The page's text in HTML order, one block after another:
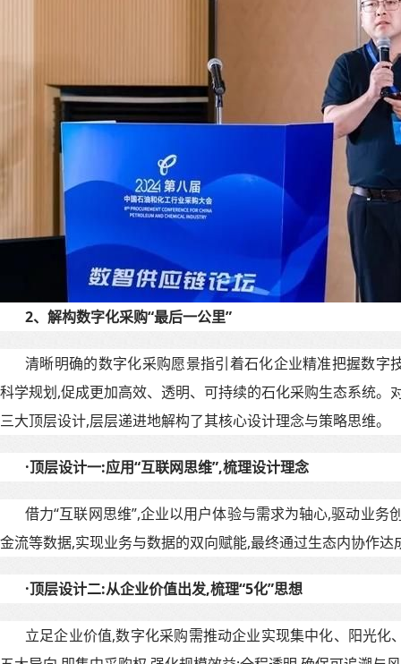
2、 解构数字化采购“最后一公里”
清晰明确的数字化采购愿景指引着石化企业精准把握数字
科学规划,促成更加高效、透明、可持续的石化采购生态系统。
三大顶层设计,层层递进地解构了其核心设计理念与策略思维。
·顶层设计一:应用“互联网思维”,梳理设计理念
借力“互联网思维”,企业以用户体验与需求为轴心,驱动业务
金流等数据,实现业务与数据的双向赋能,最终通过生态内协作达
·顶层设计二:从企业价值出发,梳理“5化”思想
立足企业价值,数字化采购需推动企业实现集中化、阳光化